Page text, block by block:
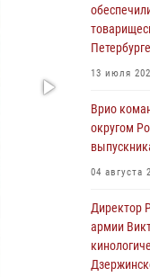
Санкт-
07 августа
основам
07 августа
Рэпер ST
ведомства
07 августа
В
Петербурге
13 июля
Врио
округом
04 августа
Директор
армии